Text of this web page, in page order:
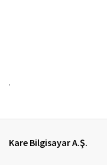
.
Kare Bilgisayar A.Ş.